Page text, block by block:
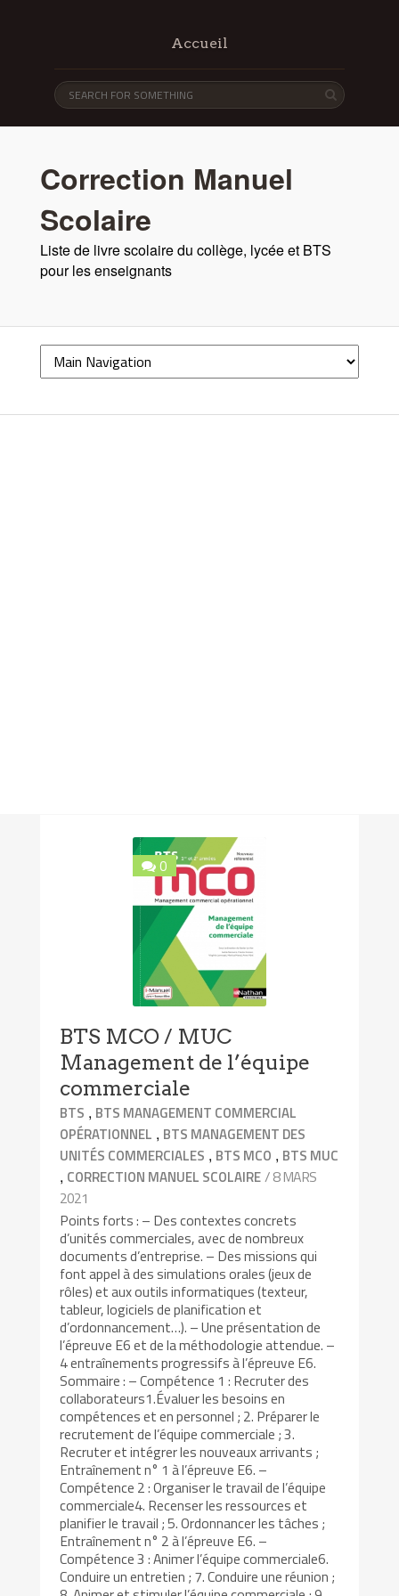
Accueil
Correction Manuel
Scolaire
Liste de livre scolaire du collège, lycée et BTS
pour les enseignants
0
BTS MCO / MUC
Management de l’équipe
commerciale
BTS , BTS MANAGEMENT COMMERCIAL
OPÉRATIONNEL , BTS MANAGEMENT DES
UNITÉS COMMERCIALES , BTS MCO , BTS MUC
, CORRECTION MANUEL SCOLAIRE/ 8 MARS
2021
Points forts : – Des contextes concrets
d’unités commerciales, avec de nombreux
documents d’entreprise. – Des missions qui
font appel à des simulations orales (jeux de
rôles) et aux outils informatiques (texteur,
tableur, logiciels de planification et
d’ordonnancement…). – Une présentation de
l’épreuve E6 et de la méthodologie attendue. –
4 entraînements progressifs à l’épreuve E6.
Sommaire : – Compétence 1 : Recruter des
collaborateurs1.Évaluer les besoins en
compétences et en personnel ; 2. Préparer le
recrutement de l’équipe commerciale ; 3.
Recruter et intégrer les nouveaux arrivants ;
Entraînement n° 1 à l’épreuve E6. –
Compétence 2 : Organiser le travail de l’équipe
commerciale4. Recenser les ressources et
planifier le travail ; 5. Ordonnancer les tâches ;
Entraînement n° 2 à l’épreuve E6. –
Compétence 3 : Animer l’équipe commerciale6.
Conduire un entretien ; 7. Conduire une réunion ;